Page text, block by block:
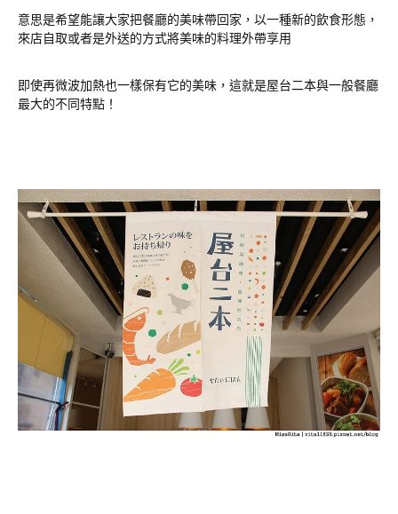
意思是希望能讓大家把餐廳的美味帶回家，以一種新的飲食形態，
來店自取或者是外送的方式將美味的料理外帶享用
即使再微波加熱也一樣保有它的美味，這就是屋台二本與一般餐廳
最大的不同特點！